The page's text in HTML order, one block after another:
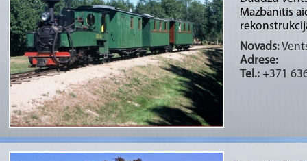
Mazbānītis
Novads:
Adrese:
Tel.: +371